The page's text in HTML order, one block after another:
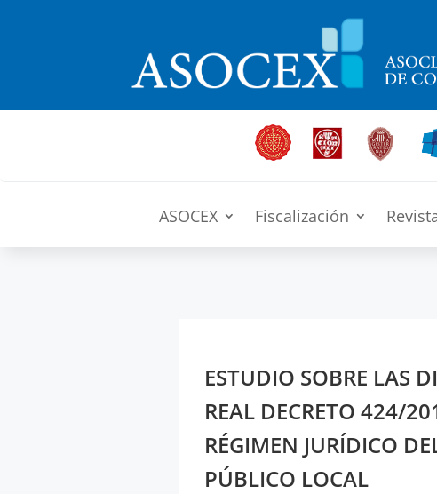
ASOCEX Fiscalización
ESTUDIO SOBRE LAS
REAL DECRETO 424/
RÉGIMEN JURÍDICO
PÚBLICO LOCAL